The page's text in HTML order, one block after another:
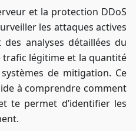
et la protection DDoS
les attaques actives
analyses détaillées du
légitime et la quantité
de mitigation. Ce
à comprendre comment
te permet d’identifier les